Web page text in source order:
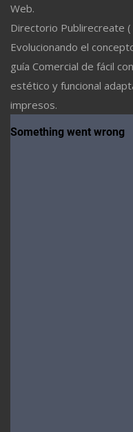
Web.
Directorio Publirecreate (
Evolucionando el
guía Comercial de fácil
estético y funcional
impresos.